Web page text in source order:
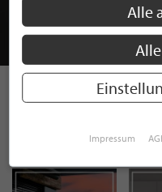
JETZT
Alle
Impressum